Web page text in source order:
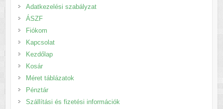
Adatkezelési szabályzat
ÁSZF
Fiókom
Kapcsolat
Kezdőlap
Kosár
Méret táblázatok
Pénztár
Szállítási és fizetési információk